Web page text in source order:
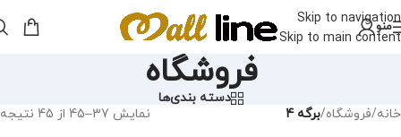
Skip to navigation
Skip to main content
منو
فروشگاه
دسته بندی‌ها
خانه/فروشگاه/برگه 4 نمایش 37–45 از 45 نتیجه